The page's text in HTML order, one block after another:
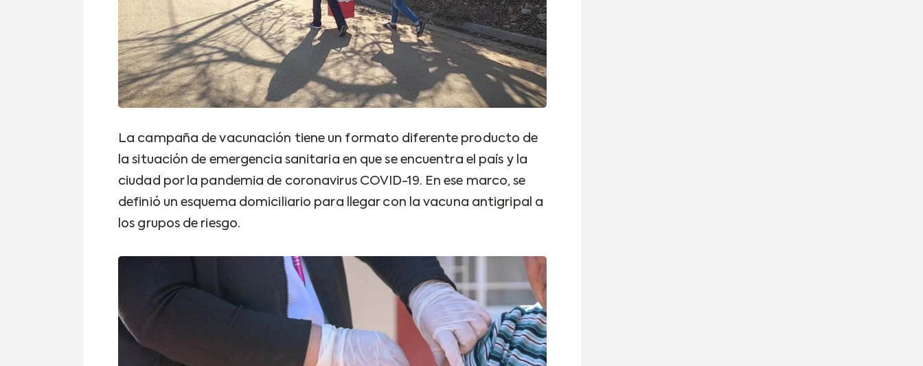
La campaña de vacunación tiene un formato diferente producto de
la situación de emergencia sanitaria en que se encuentra el país y la
ciudad por la pandemia de coronavirus COVID-19. En ese marco, se
definió un esquema domiciliario para llegar con la vacuna antigripal a
los grupos de riesgo.